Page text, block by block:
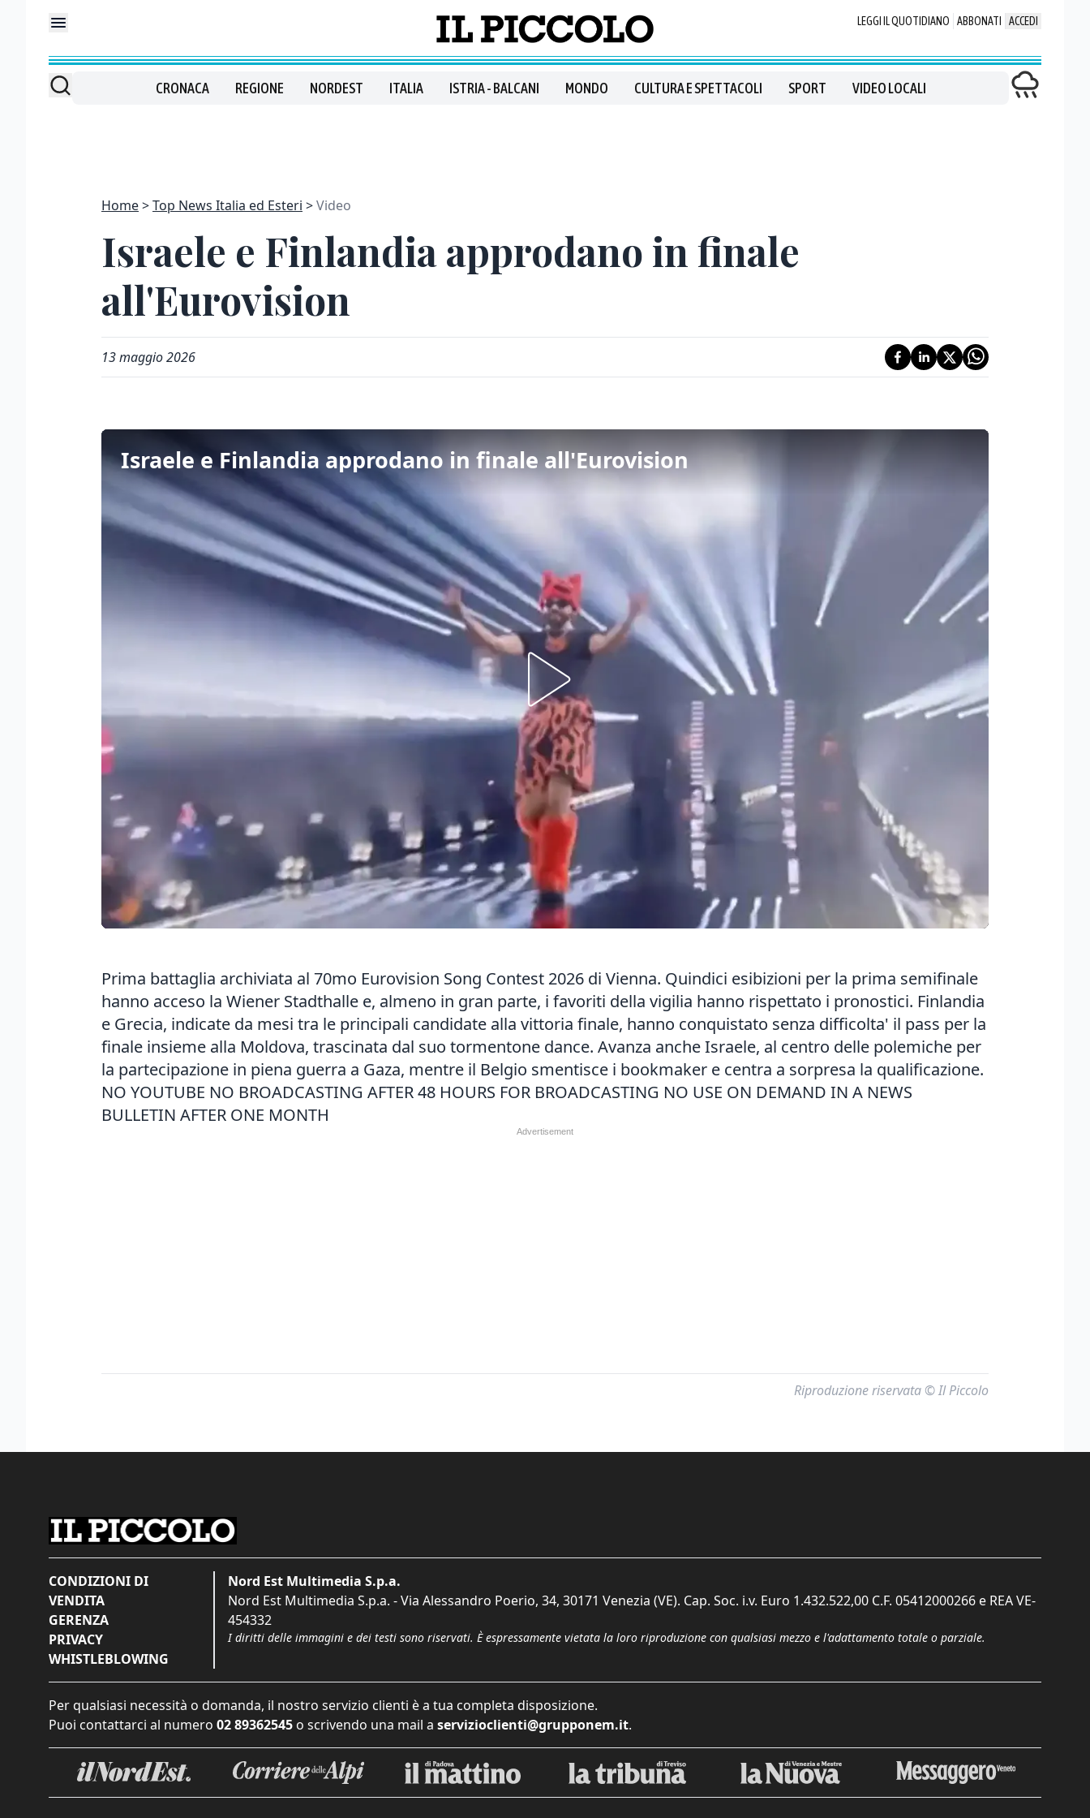
LEGGI IL QUOTIDIANO ABBONATI ACCEDI
CRONACA REGIONE NORDEST ITALIA ISTRIA - BALCANI MONDO CULTURA E SPETTACOLI SPORT VIDEO LOCALI
Home Top News Italia ed Esteri Video
Israele e Finlandia approdano in finale
all'Eurovision
13 maggio 2026
Israele e Finlandia approdano in finale all'Eurovision
Prima battaglia archiviata al 70mo Eurovision Song Contest 2026 di Vienna. Quindici esibizioni per la prima semifinale
hanno acceso la Wiener Stadthalle e, almeno in gran parte, i favoriti della vigilia hanno rispettato i pronostici. Finlandia
e Grecia, indicate da mesi tra le principali candidate alla vittoria finale, hanno conquistato senza difficolta' il pass per la
finale insieme alla Moldova, trascinata dal suo tormentone dance. Avanza anche Israele, al centro delle polemiche per
la partecipazione in piena guerra a Gaza, mentre il Belgio smentisce i bookmaker e centra a sorpresa la qualificazione.
NO YOUTUBE NO BROADCASTING AFTER 48 HOURS FOR BROADCASTING NO USE ON DEMAND IN A NEWS
BULLETIN AFTER ONE MONTH
Riproduzione riservata © Il Piccolo
CONDIZIONI DI
VENDITA
GERENZA
PRIVACY
WHISTLEBLOWING
Nord Est Multimedia S.p.a.
Nord Est Multimedia S.p.a. - Via Alessandro Poerio, 34, 30171 Venezia (VE). Cap. Soc. i.v. Euro 1.432.522,00 C.F. 05412000266 e REA VE-
454332
I diritti delle immagini e dei testi sono riservati. È espressamente vietata la loro riproduzione con qualsiasi mezzo e l'adattamento totale o parziale.
Per qualsiasi necessità o domanda, il nostro servizio clienti è a tua completa disposizione.
Puoi contattarci al numero 02 89362545 o scrivendo una mail a servizioclienti@grupponem.it.